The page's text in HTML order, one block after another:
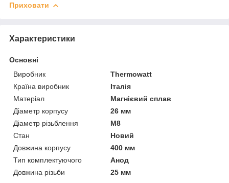
Приховати
Характеристики
Основні
Виробник
Thermowatt
Країна виробник
Італія
Матеріал
Магнієвий сплав
Діаметр корпусу
26 мм
Діаметр різьблення
М8
Стан
Новий
Довжина корпусу
400 мм
Тип комплектуючого
Анод
Довжина різьби
25 мм